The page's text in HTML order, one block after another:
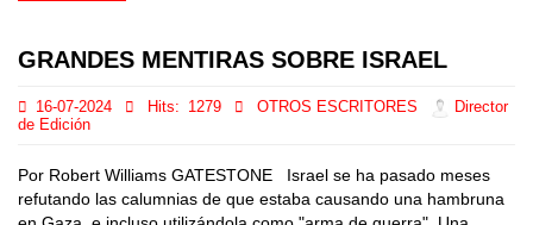
GRANDES MENTIRAS SOBRE ISRAEL
16-07-2024 Hits: 1279 OTROS ESCRITORES
Director
de Edición
Por Robert Williams GATESTONE Israel se ha pasado meses
refutando las calumnias de que estaba causando una hambruna